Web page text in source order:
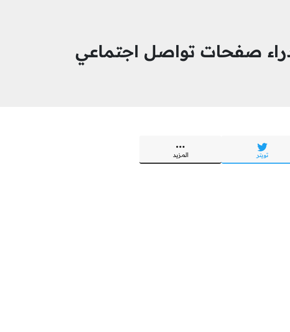
صفحات تواصل اجتماعي
تويتر المزيد